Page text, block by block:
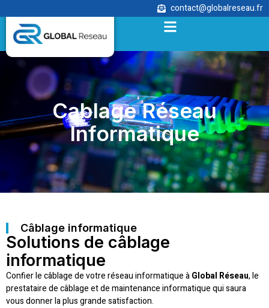
contact@globalreseau.fr
Cablage Réseau
Informatique
Câblage informatique
Solutions de câblage
informatique
Confier le câblage de votre réseau informatique àGlobal Réseau, le
prestataire de câblage et de maintenance informatique qui saura
vous donner la plus grande satisfaction.